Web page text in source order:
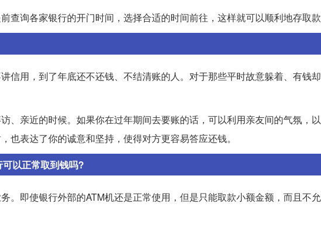
查询各家银行的开门时间，选择合适的时间前往，这样就可以顺利地存取款
信用，到了年底还不还钱、不结清账的人。对于那些平时故意躲着、有钱
、亲近的时候。如果你在过年期间去要账的话，可以利用亲友间的气氛，
也表达了你的诚意和坚持，使得对方更容易答应还钱。
以正常取到钱吗?
。即使银行外部的ATM机还是正常使用，但是只能取款小额金额，而且不